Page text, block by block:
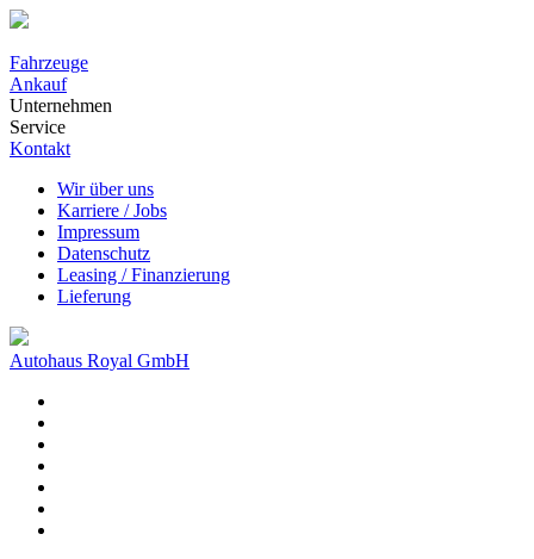
Fahrzeuge
Ankauf
Unternehmen
Service
Kontakt
Wir über uns
Karriere / Jobs
Impressum
Datenschutz
Leasing / Finanzierung
Lieferung
Autohaus Royal GmbH